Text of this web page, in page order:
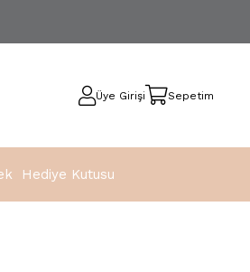
Üye Girişi Sepetim
Hediye Kutusu